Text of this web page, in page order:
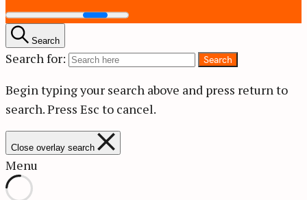
Search
Search for: Search
Begin typing your search above and press return to
search.Press Esc to cancel.
Close overlay search
Menu